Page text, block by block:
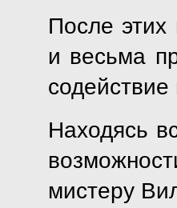
После
и весьма
Находясь
мистеру